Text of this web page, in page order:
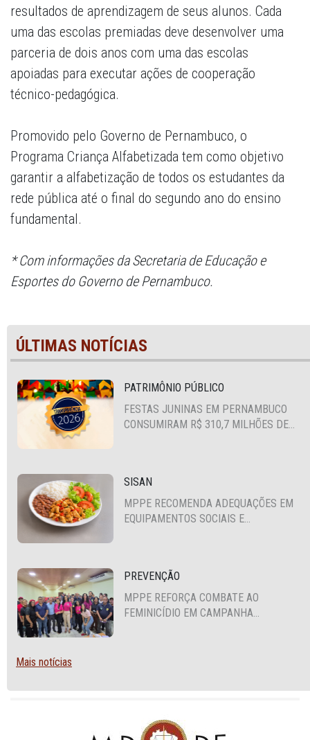
resultados de aprendizagem de seus alunos. Cada
uma das escolas premiadas deve desenvolver uma
parceria de dois anos com uma das escolas
apoiadas para executar ações de cooperação
técnico-pedagógica.
Promovido pelo Governo de Pernambuco, o
Programa Criança Alfabetizada tem como objetivo
garantir a alfabetização de todos os estudantes da
rede pública até o final do segundo ano do ensino
fundamental.
* Com informações da Secretaria de Educação e
Esportes do Governo de Pernambuco.
ÚLTIMAS NOTÍCIAS
PATRIMÔNIO PÚBLICO
FESTAS JUNINAS EM PERNAMBUCO
CONSUMIRAM R$ 310,7 MILHÕES DE
SISAN
MPPE RECOMENDA ADEQUAÇÕES EM
EQUIPAMENTOS SOCIAIS E
PREVENÇÃO
MPPE REFORÇA COMBATE AO
FEMINICÍDIO EM CAMPANHA
Mais notícias